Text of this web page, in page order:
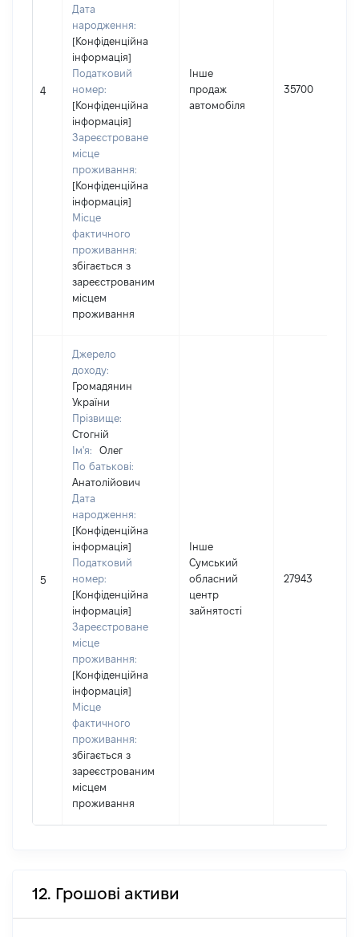
4
Дата
народження:
[Конфіденційна
інформація]
Податковий
номер:
[Конфіденційна
інформація]
Зареєстроване
місце
проживання:
[Конфіденційна
інформація]
Місце
фактичного
проживання:
збігається з
зареєстрованим
місцем
проживання
Інше
продаж
автомобіля
35700
5
Джерело
доходу:
Громадянин
України
Прізвище:
Стогній
Ім'я:
Олег
По батькові:
Анатолійович
Дата
народження:
[Конфіденційна
інформація]
Податковий
номер:
[Конфіденційна
інформація]
Зареєстроване
місце
проживання:
[Конфіденційна
інформація]
Місце
фактичного
проживання:
збігається з
зареєстрованим
місцем
проживання
Інше
Сумський
обласний
центр
зайнятості
27943
12. Грошові активи